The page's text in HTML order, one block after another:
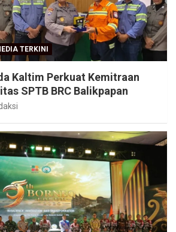
TERKINI
Kaltim Perkuat Kemitraan
SPTB BRC Balikpapan